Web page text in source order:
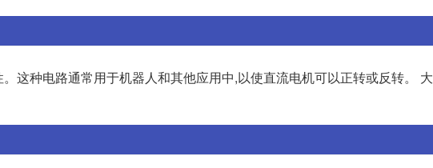
。这种电路通常用于机器人和其他应用中,以使直流电机可以正转或反转。 大